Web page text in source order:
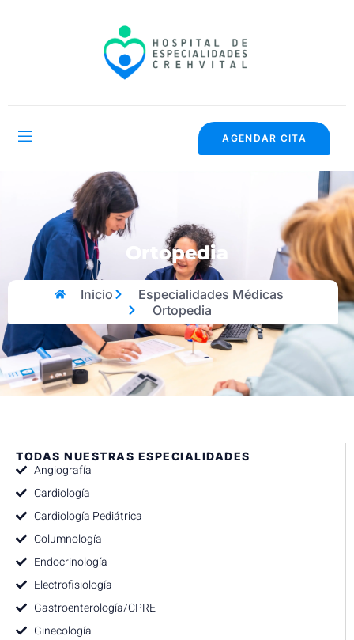
AGENDAR CITA
Ortopedia
Inicio
Especialidades Médicas
Ortopedia
TODAS NUESTRAS ESPECIALIDADES
Angiografía
Cardiología
Cardiología Pediátrica
Columnología
Endocrinología
Electrofisiología
Gastroenterología/CPRE
Ginecología